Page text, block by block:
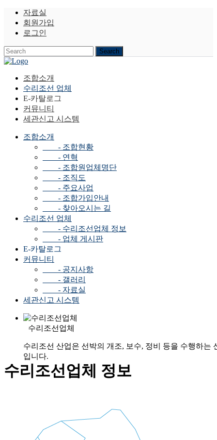
자료실
회원가입
로그인
조합소개
수리조선 업체
E-카탈로그
커뮤니티
세관신고 시스템
조합소개
- 조합현황
- 연혁
- 조합원업체명단
- 조직도
- 주요사업
- 조합가입안내
- 찾아오시는 길
수리조선 업체
- 수리조선업체 정보
- 업체 게시판
E-카탈로그
커뮤니티
- 공지사항
- 갤러리
- 자료실
세관신고 시스템
수리조선업체
수리조선 산업은 선박의 개조, 보수, 정비 등을 수행하는
입니다.
수리조선업체 정보